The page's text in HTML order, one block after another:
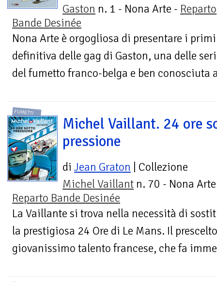
Gaston n. 1 - Nona Arte - Reparto
Bande Desinée
Nona Arte è orgogliosa di presentare i
definitiva delle gag di Gaston, una delle
del fumetto franco-belga e ben conosciuta
FUMETTI
Michel Vaillant. 24 ore
pressione
di Jean Graton | Collezione
Michel Vaillant n. 70 - Nona
Reparto Bande Desinée
La Vaillante si trova nella necessità di
la prestigiosa 24 Ore di Le Mans. Il
giovanissimo talento francese, che fa